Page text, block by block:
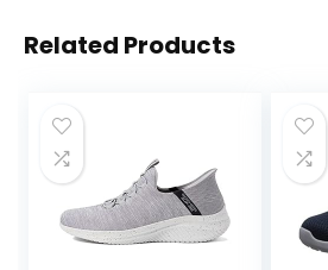
Related Products